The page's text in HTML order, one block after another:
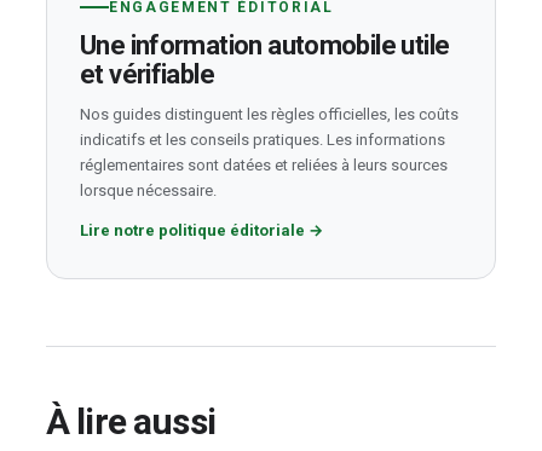
ENGAGEMENT ÉDITORIAL
Une information automobile utile
et vérifiable
Nos guides distinguent les règles officielles, les coûts
indicatifs et les conseils pratiques. Les informations
réglementaires sont datées et reliées à leurs sources
lorsque nécessaire.
Lire notre politique éditoriale →
À lire aussi